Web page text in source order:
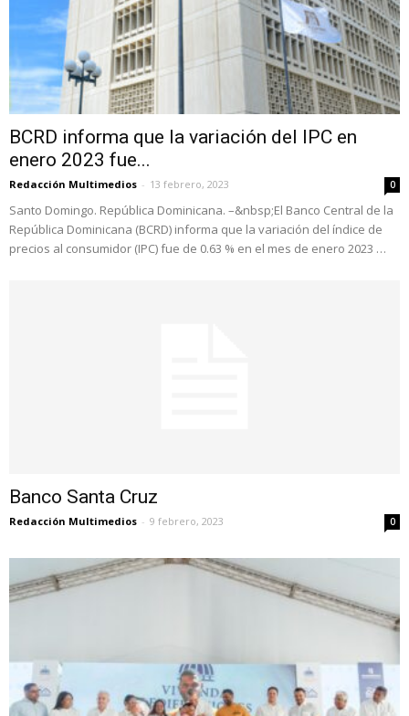
BCRD informa que la variación del IPC en
enero 2023 fue...
Redacción Multimedios - 13 febrero, 2023 0
Santo Domingo. República Dominicana. –&nbsp;El Banco Central de la
República Dominicana (BCRD) informa que la variación del índice de
precios al consumidor (IPC) fue de 0.63 % en el mes de enero 2023 …
Banco Santa Cruz
Redacción Multimedios - 9 febrero, 2023 0